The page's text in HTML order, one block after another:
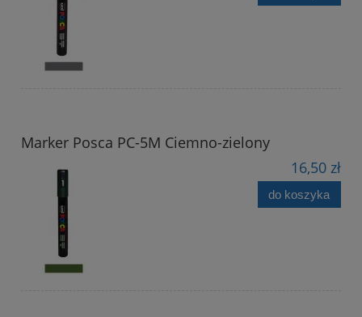
Marker Posca PC-5M Ciemno-zielony
16,50 zł
do koszyka